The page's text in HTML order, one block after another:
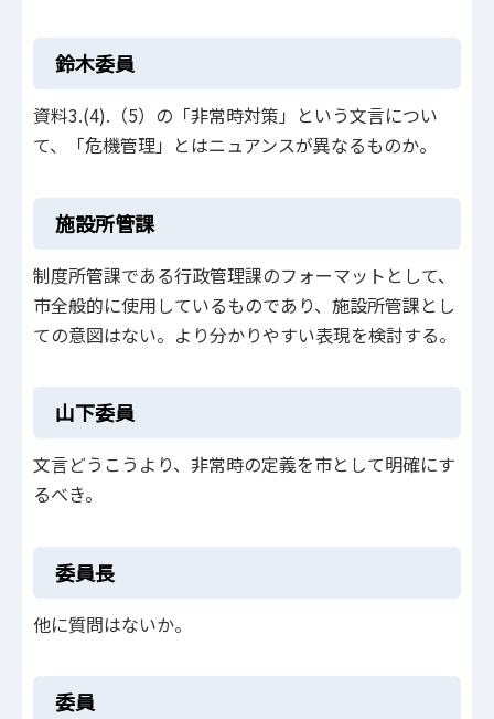
鈴木委員
資料3.(4).（5）の「非常時対策」という文言につい
て、「危機管理」とはニュアンスが異なるものか。
施設所管課
制度所管課である行政管理課のフォーマットとして、
市全般的に使用しているものであり、施設所管課とし
ての意図はない。より分かりやすい表現を検討する。
山下委員
文言どうこうより、非常時の定義を市として明確にす
るべき。
委員長
他に質問はないか。
委員